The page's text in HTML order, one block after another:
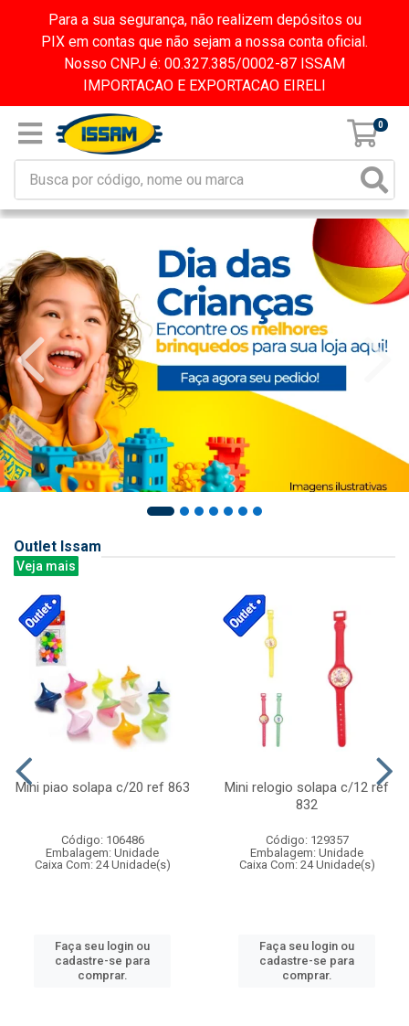
Para a sua segurança, não realizem depósitos ou
PIX em contas que não sejam a nossa conta oficial.
Nosso CNPJ é: 00.327.385/0002-87 ISSAM
IMPORTACAO E EXPORTACAO EIRELI
0
Outlet Issam
Veja mais
Mini piao solapa c/20 ref 863
Código: 106486
Embalagem: Unidade
Caixa Com: 24 Unidade(s)
Faça seu login ou
cadastre-se para
comprar.
Mini relogio solapa c/12 ref
832
Código: 129357
Embalagem: Unidade
Caixa Com: 24 Unidade(s)
Faça seu login ou
cadastre-se para
comprar.